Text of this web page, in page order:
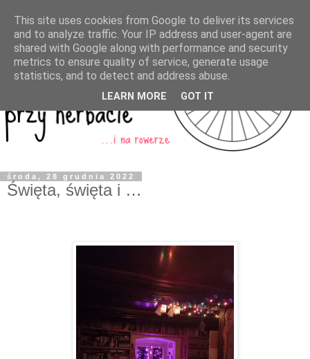
środa, 28 grudnia 2022
Święta, święta i …
This site uses cookies from Google to deliver its services
and to analyze traffic. Your IP address and user-agent are
shared with Google along with performance and security
metrics to ensure quality of service, generate usage
statistics, and to detect and address abuse.
LEARN MORE GOT IT